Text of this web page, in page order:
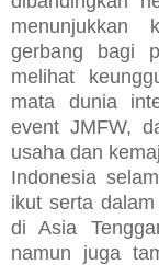
menunjukkan
gerbang bagi
melihat
mata dunia
event JMFW,
usaha dan
Indonesia
ikut serta
di Asia
namun juga